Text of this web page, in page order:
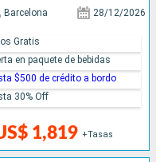
Barcelona 28/12/2026
1,819 +Tasas
Gratis
en paquete de bebidas
$500 de crédito a bordo
30% Off